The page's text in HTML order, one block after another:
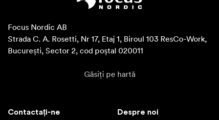
Focus Nordic AB
Strada C. A. Rosetti, Nr 17, Etaj 1, Biroul 103 ResCo-Work,
București, Sector 2, cod poștal 020011
Găsiți pe hartă
Contactați-ne Despre noi